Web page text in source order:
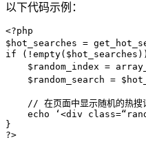
以下代码示例：
<?php
$hot_searches =
if
$random_index =
$random_search =
// 在页面中显示随机的热搜
echo ‘<div
}